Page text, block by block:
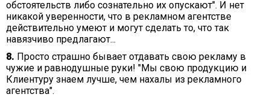
обстоятельств либо сознательно их опускают". И нет
никакой уверенности, что в рекламном агентстве
действительно умеют и могут сделать то, что так
навязчиво предлагают...
8. Просто страшно бывает отдавать свою рекламу в
чужие и равнодушные руки! "Мы свою продукцию и
Клиентуру знаем лучше, чем нахалы из рекламного
агентства".